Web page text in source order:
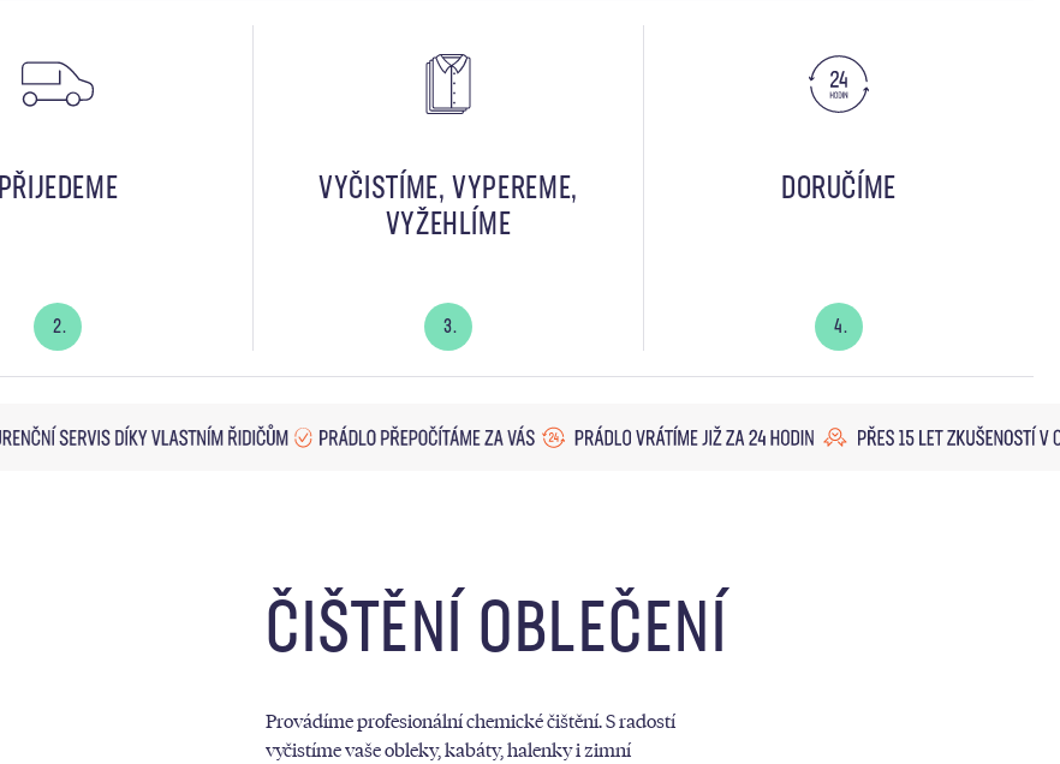
PŘIJEDEME
2.
VYČISTÍME, VYPEREME,
VYŽEHLÍME
3.
DORUČÍME
4.
ČIŠTĚNÍ OBLEČENÍ
Provádíme profesionální chemické čištění. S radostí
vyčistíme vaše obleky, kabáty, halenky i zimní